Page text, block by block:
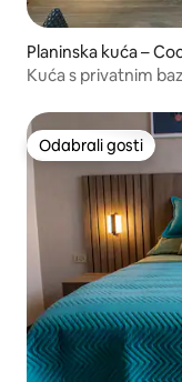
Planinska kuća –
Kuća s privatnim
Odabrali gosti
Odabrali gosti